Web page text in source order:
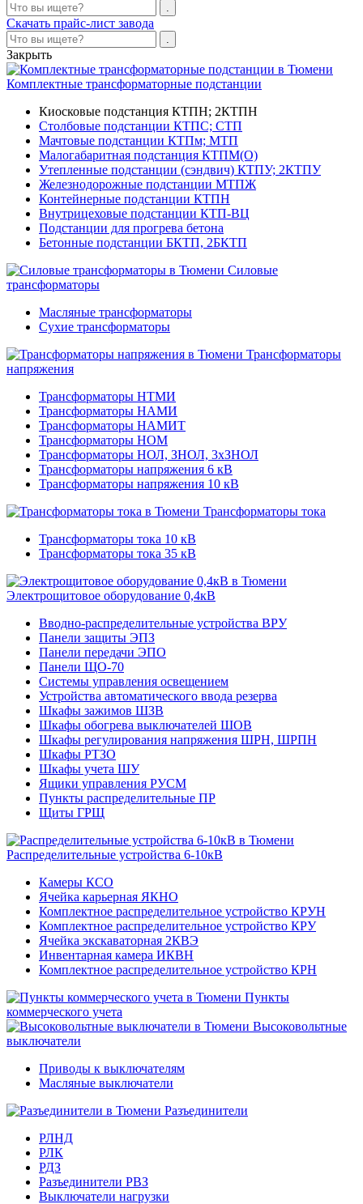
Скачать прайс-лист завода
Закрыть
Комплектные трансформаторные подстанции
Киосковые подстанция КТПН; 2КТПН
Столбовые подстанции КТПС; СТП
Мачтовые подстанции КТПм; МТП
Малогабаритная подстанция КТПМ(О)
Утепленные подстанции (сэндвич) КТПУ; 2КТПУ
Железнодорожные подстанции МТПЖ
Контейнерные подстанции КТПН
Внутрицеховые подстанции КТП-ВЦ
Подстанции для прогрева бетона
Бетонные подстанции БКТП, 2БКТП
Силовые
трансформаторы
Масляные трансформаторы
Сухие трансформаторы
Трансформаторы
напряжения
Трансформаторы НТМИ
Трансформаторы НАМИ
Трансформаторы НАМИТ
Трансформаторы НОМ
Трансформаторы НОЛ, ЗНОЛ, 3хЗНОЛ
Трансформаторы напряжения 6 кВ
Трансформаторы напряжения 10 кВ
Трансформаторы тока
Трансформаторы тока 10 кВ
Трансформаторы тока 35 кВ
Электрощитовое оборудование 0,4кВ
Вводно-распределительные устройства ВРУ
Панели защиты ЭПЗ
Панели передачи ЭПО
Панели ЩО-70
Системы управления освещением
Устройства автоматического ввода резерва
Шкафы зажимов ШЗВ
Шкафы обогрева выключателей ШОВ
Шкафы регулирования напряжения ШРН, ШРПН
Шкафы РТЗО
Шкафы учета ШУ
Ящики управления РУСМ
Пункты распределительные ПР
Щиты ГРЩ
Распределительные устройства 6-10кВ
Камеры КСО
Ячейка карьерная ЯКНО
Комплектное распределительное устройство КРУН
Комплектное распределительное устройство КРУ
Ячейка экскаваторная 2КВЭ
Инвентарная камера ИКВН
Комплектное распределительное устройство КРН
Пункты
коммерческого учета
Высоковольтные
выключатели
Приводы к выключателям
Масляные выключатели
Разъединители
РЛНД
РЛК
РДЗ
Разъединители РВЗ
Выключатели нагрузки